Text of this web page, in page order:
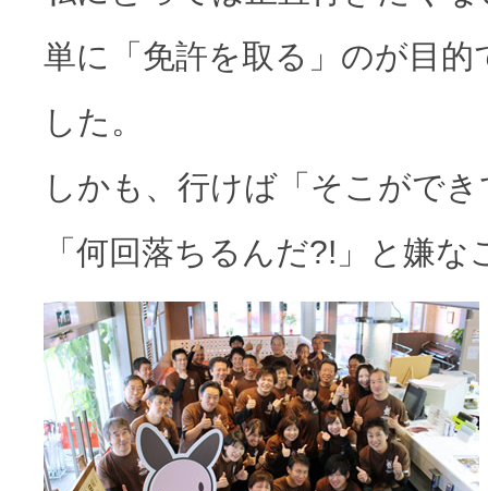
単に「免許を取る」のが目
した。
しかも、行けば「そこがで
「何回落ちるんだ?!」と嫌